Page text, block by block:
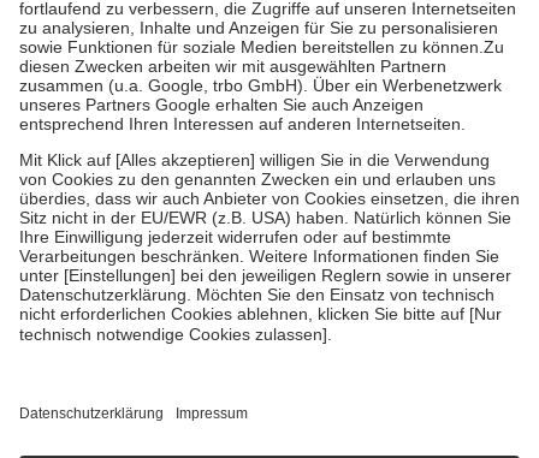
Diese Regeln gelten grundsätzlich auch für Online-Apotheken.
Bei Heilmitteln und häuslicher Krankenpflege beträgt die
Zuzahlung zehn Prozent der Kosten sowie zehn Euro je
Verordnung.
Um das Engagement der Versicherten für ihre eigene Gesundheit zu
stärken und die besondere Stellung der Familie zu unterstützen,
fallenkeine Zuzahlungenan bei:
• Kindern und Jugendlichen bis zum vollendeten 18. Lebensjahr
mit Ausnahme der Fahrkosten
• Untersuchungen zur Vorsorge und Früherkennung, die von der
GKV getragen werden
• empfohlenen Schutzimpfungen
• Harn- und Blutteststreifen
getroffen, um sicherzustellen, dass es sich um echte Bewertungen